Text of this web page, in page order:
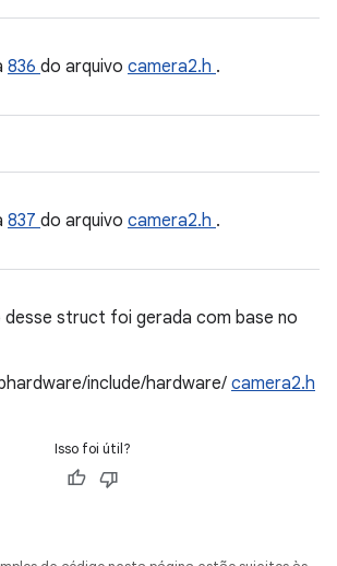
836 do arquivo camera2.h .
837 do arquivo camera2.h .
struct foi gerada com base no
include/hardware/ camera2.h
Isso foi útil?